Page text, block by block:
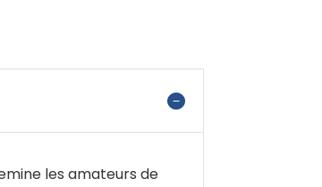
les amateurs de